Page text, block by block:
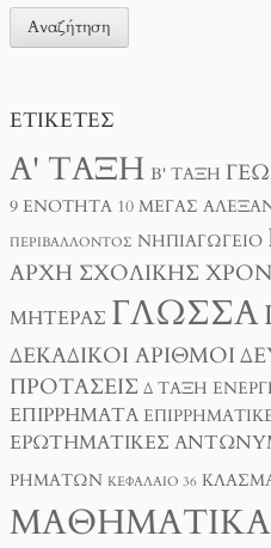
ΕΤΙΚΈΤΕΣ
Α' ΤΆΞΗ Β' ΤΆΞΗ
9 ΕΝΌΤΗΤΑ 10 ΜΈΓΑΣ
ΠΕΡΙΒΆΛΛΟΝΤΟΣ ΝΗΠΙΑΓΩΓΕΊΟ
ΑΡΧΉ ΣΧΟΛΙΚΉΣ
ΜΗΤΈΡΑΣ ΓΛΏΣΣΑ
ΔΕΚΑΔΙΚΟΊ ΑΡΙΘΜΟΊ
ΠΡΟΤΆΣΕΙΣ Δ ΤΑΞΗ
ΕΠΙΡΡΉΜΑΤΑ
ΕΡΩΤΗΜΑΤΙΚΈΣ
ΡΗΜΆΤΩΝ ΚΕΦΆΛΑΙΟ 36
ΜΑΘΗΜΑΤΙΚΆ